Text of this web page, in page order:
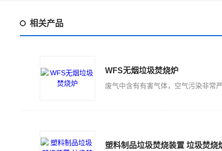
相关产品
WFS无烟垃圾焚烧炉
塑料制品垃圾焚烧装置 垃圾焚烧